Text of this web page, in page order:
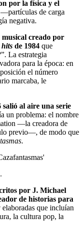
por la física y el
—partículas de carga
negativa.
musical creado por
hits de 1984 que
La estrategia
para la época: en
el número
marcaba, le
salió al aire una serie
un problema: el nombre
—la creadora de
previo—, de modo que
.
por J. Michael
de historias para
que incluían
la cultura pop, la